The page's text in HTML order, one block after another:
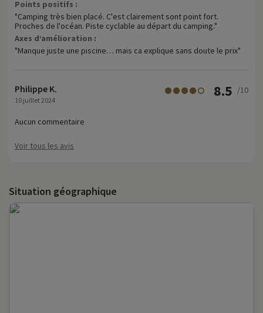
Points positifs :
"Camping très bien placé. C'est clairement sont point fort.
Proches de l'océan. Piste cyclable au départ du camping."
Axes d’amélioration :
"Manque juste une piscine… mais ca explique sans doute le prix"
Philippe K.
10 juillet 2024
8.5 /10
Aucun commentaire
Voir tous les avis
Situation géographique